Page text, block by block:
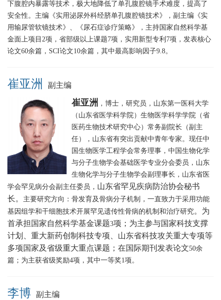
下腹腔内暴露等技术，极大地降低了单孔腹腔镜手术难度，提高了
安全性。主编《实用泌尿外科经脐单孔腹腔镜技术》，副主编《实
用输尿管软镜技术》、《尿石症诊疗策略》，主持国家自然科学基
金面上项目2项，省部级以上课题7项，实用新型专利7项，发表核心
论文60余篇，SCI论文10余篇，其中最高影响因子9.8。
崔亚洲 副主编
崔亚洲 ，博士，研究员，山东第一医科大学
（山东省医学科学院）生物医学科学学院（省
医药生物技术研究中心）常务副院长（副主
任），山东省有突出贡献中青年专家。 现任中
国生物医学工程学会常务理事，中国生物化学
与分子生物学会基础医学专业分会委员，山东
生物化学与分子生物学会副理事长，山东省医
学会罕见病分会副主任委员， 山东省罕见疾病防治协会秘书
长。
主要研究方向：骨发育及骨病分子机制，一直致力于采用功能
基因组学和干细胞技术开展罕见遗传性骨病的机制和治疗研究。为
首承担国家自然科学基金课题3项；为主参与国家科技支撑
计划、重大新药创制科技专项、山东省科技攻关重大专项等
多项国家及省级重大重点课题 ；在国际期刊发表论文50余
篇；为主获省级奖励4项，其中一等奖1项。
李博 副主编